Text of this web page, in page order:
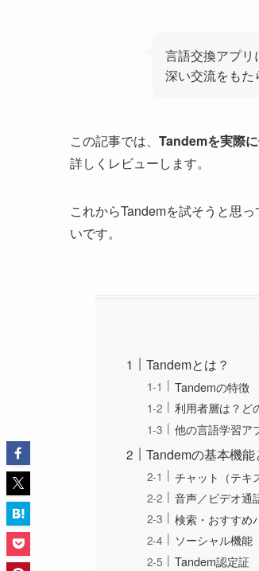
言語交換アプリ
深い交流をもた
この記事では、 Tandemを実際
詳しくレビューします。
これからTandemを試そうと思
いです。
Tandemとは？
Tandemの特徴
利用者層は？ど
他の言語学習ア
Tandemの基本機
チャット（テキ
音声／ビデオ通
検索・おすすめ
ソーシャル機能
Tandem認定証